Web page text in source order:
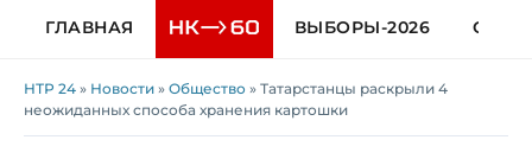
ГЛАВНАЯ ВЫБОРЫ-2026
НТР 24 » Новости » Общество » Татарстанцы раскрыли 4
неожиданных способа хранения картошки